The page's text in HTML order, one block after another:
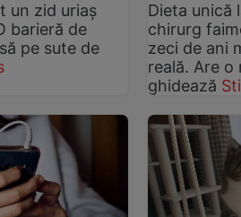
un zid uriaș
barieră de
pe sute de
Dieta unică
chirurg
zeci de ani
reală. Are o
ghidează